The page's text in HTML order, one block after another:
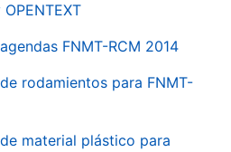
FNMT-RCM 2014
rodamientos para FNMT-
material plástico para